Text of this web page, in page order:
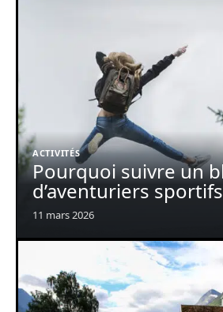
ACTIVITÉS
Pourquoi suivre un
d’aventuriers
11 mars 2026